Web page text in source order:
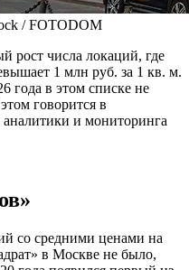
/ FOTODOM
рост числа локаций, где
1 млн руб. за 1 кв. м.
года в этом списке не
говорится в
и мониторинга
со средними ценами на
в Москве не было,